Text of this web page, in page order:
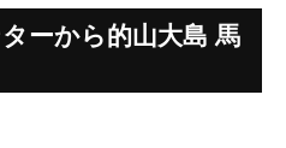
ーから的山大島 馬